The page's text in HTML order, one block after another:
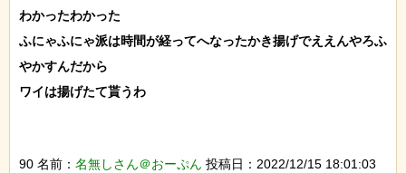
わかったわかった
ふにゃふにゃ派は時間が経ってへなったかき揚げでええんやろふ
やかすんだから
ワイは揚げたて貰うわ
90 名前： 名無しさん＠おーぷん 投稿日：2022/12/15 18:01:03